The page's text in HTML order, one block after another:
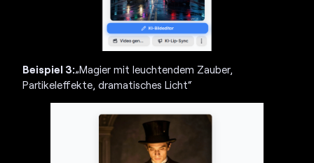
Beispiel 3:„Magier mit leuchtendem Zauber,
Partikeleffekte, dramatisches Licht“